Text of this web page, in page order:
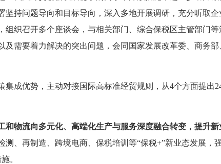
坚持问题导向和目标导向，深入多地开展调研，充分听取企
织召开多个座谈会，与相关部门、综合保税区主管部门等
需要着力解决的突出问题，会同国家发展改革委、商务部
集成优势，主动对接国际高标准经贸规则，从4个方面提出
和物流向多元化、高端化生产与服务深度融合转变，提升新
测、再制造、跨境电商、保税培训等“保税+”新业态发展，
。